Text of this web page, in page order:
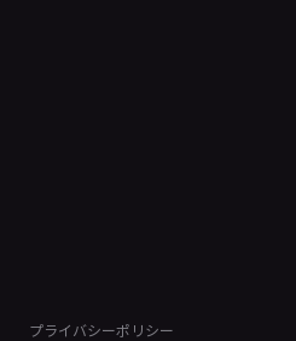
プライバシーポリシー